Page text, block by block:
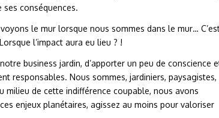
conséquences.
le mur lorsque nous sommes dans le mur…
l’impact aura eu lieu ? !
business jardin, d’apporter un peu de conscience
responsables. Nous sommes, jardiniers, paysagistes,
milieu de cette indifférence coupable, nous avons
enjeux planétaires, agissez au moins pour valoriser